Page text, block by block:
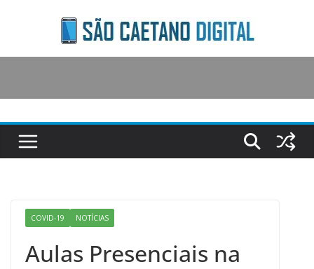
content
COVID-19 NOTÍCIAS
Aulas Presenciais na